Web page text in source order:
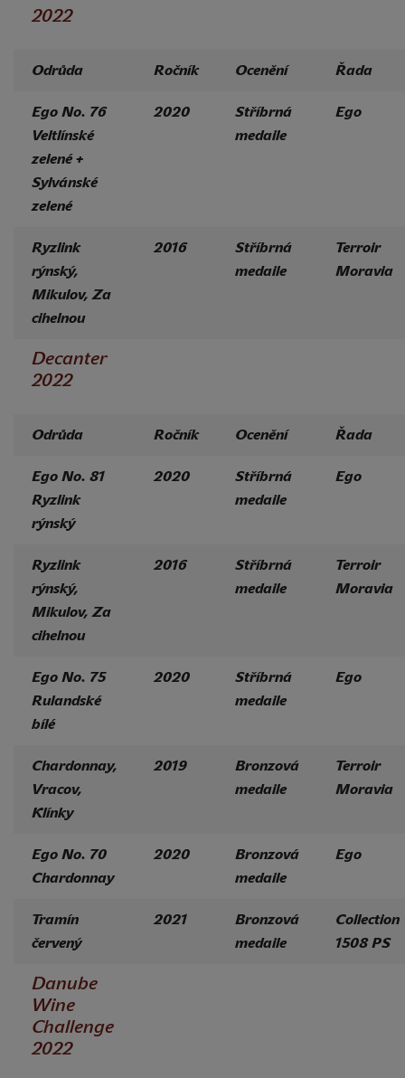
2022
Odrůda Ročník Ocenění Řada
Ego No. 76
Veltlínské
zelené +
Sylvánské
zelené
2020
Stříbrná
medaile
Ego
Ryzlink
rýnský,
Mikulov, Za
cihelnou
2016
Stříbrná
medaile
Terroir
Moravia
Decanter
2022
Odrůda Ročník Ocenění Řada
Ego No. 81
Ryzlink
rýnský
2020
Stříbrná
medaile
Ego
Ryzlink
rýnský,
Mikulov, Za
cihelnou
2016
Stříbrná
medaile
Terroir
Moravia
Ego No. 75
Rulandské
bílé
2020
Stříbrná
medaile
Ego
Chardonnay,
Vracov,
Klínky
2019
Bronzová
medaile
Terroir
Moravia
Ego No. 70
Chardonnay
2020
Bronzová
medaile
Ego
Tramín
červený
2021
Bronzová
medaile
Collection
1508 PS
Danube
Wine
Challenge
2022